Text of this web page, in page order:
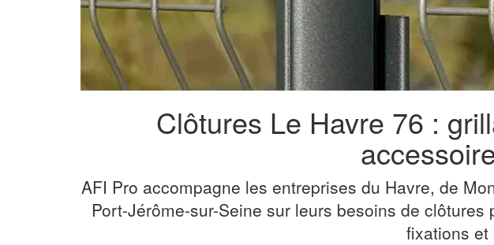
Clôtures Le Havre 76 :
AFI Pro accompagne les entreprises du Havre, de
Port-Jérôme-sur-Seine sur leurs besoins de
fixations et